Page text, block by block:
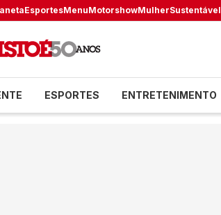
EsportesMenuMotorshowMulherSustentável
ESPORTES ENTRETENIMENTO